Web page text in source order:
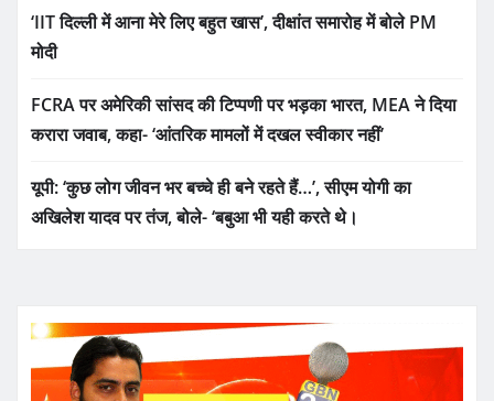
‘IIT दिल्ली में आना मेरे लिए बहुत खास’, दीक्षांत समारोह में बोले PM
मोदी
FCRA पर अमेरिकी सांसद की टिप्पणी पर भड़का भारत, MEA ने दिया
करारा जवाब, कहा- ‘आंतरिक मामलों में दखल स्वीकार नहीं’
यूपी: ‘कुछ लोग जीवन भर बच्चे ही बने रहते हैं…’, सीएम योगी का
अखिलेश यादव पर तंज, बोले- ‘बबुआ भी यही करते थे।